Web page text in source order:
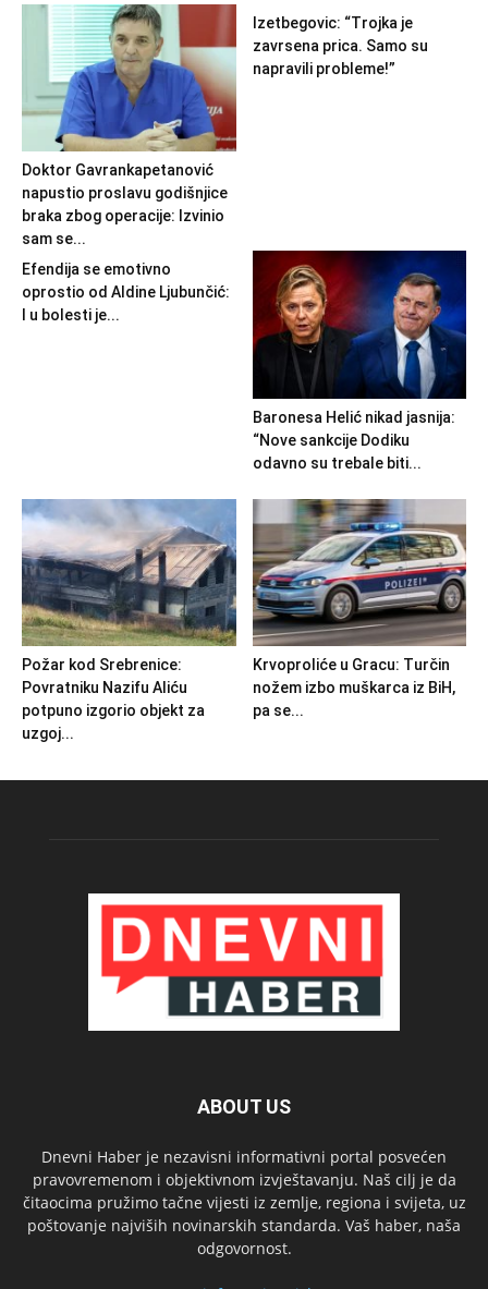
Doktor Gavrankapetanović
napustio proslavu godišnjice
braka zbog operacije: Izvinio
sam se...
Izetbegovic: “Trojka je
zavrsena prica. Samo su
napravili probleme!”
Efendija se emotivno
oprostio od Aldine Ljubunčić:
I u bolesti je...
Baronesa Helić nikad jasnija:
“Nove sankcije Dodiku
odavno su trebale biti...
Požar kod Srebrenice:
Povratniku Nazifu Aliću
potpuno izgorio objekt za
uzgoj...
Krvoproliće u Gracu: Turčin
nožem izbo muškarca iz BiH,
pa se...
ABOUT US
Dnevni Haber je nezavisni informativni portal posvećen
pravovremenom i objektivnom izvještavanju. Naš cilj je da
čitaocima pružimo tačne vijesti iz zemlje, regiona i svijeta, uz
poštovanje najviših novinarskih standarda. Vaš haber, naša
odgovornost.